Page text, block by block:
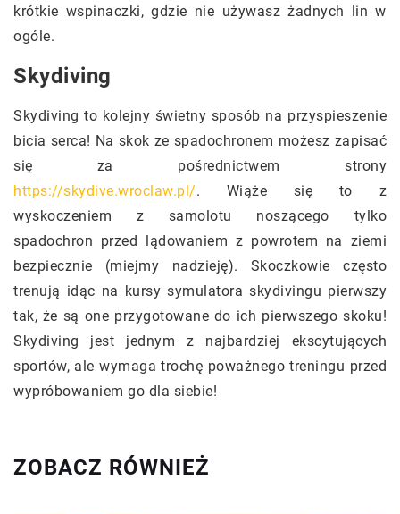
krótkie wspinaczki, gdzie nie używasz żadnych lin w
ogóle.
Skydiving
Skydiving to kolejny świetny sposób na przyspieszenie
bicia serca! Na skok ze spadochronem możesz zapisać
się za pośrednictwem strony
https://skydive.wroclaw.pl/. Wiąże się to z
wyskoczeniem z samolotu noszącego tylko
spadochron przed lądowaniem z powrotem na ziemi
bezpiecznie (miejmy nadzieję). Skoczkowie często
trenują idąc na kursy symulatora skydivingu pierwszy
tak, że są one przygotowane do ich pierwszego skoku!
Skydiving jest jednym z najbardziej ekscytujących
sportów, ale wymaga trochę poważnego treningu przed
wypróbowaniem go dla siebie!
ZOBACZ RÓWNIEŻ